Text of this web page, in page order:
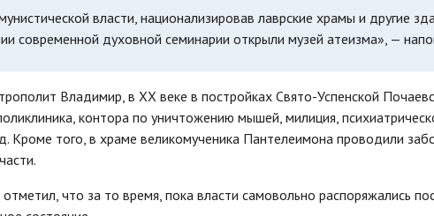
власти, национализировав лаврские храмы и другие
современной духовной семинарии открыли музей атеизма», —
Владимир, в ХХ веке в постройках Свято-Успенской
контора по уничтожению мышей, милиция,
Кроме того, в храме великомученика Пантелеимона проводили
что за то время, пока власти самовольно распоряжались